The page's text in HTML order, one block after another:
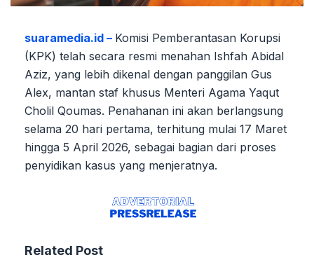
suaramedia.id – Komisi Pemberantasan Korupsi
(KPK) telah secara resmi menahan Ishfah Abidal
Aziz, yang lebih dikenal dengan panggilan Gus
Alex, mantan staf khusus Menteri Agama Yaqut
Cholil Qoumas. Penahanan ini akan berlangsung
selama 20 hari pertama, terhitung mulai 17 Maret
hingga 5 April 2026, sebagai bagian dari proses
penyidikan kasus yang menjeratnya.
Related Post